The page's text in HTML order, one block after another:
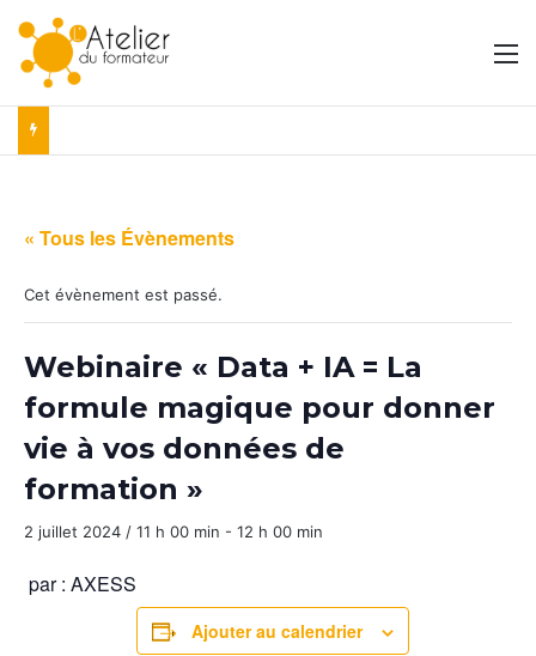
« Tous les Évènements
Cet évènement est passé.
Webinaire « Data + IA = La
formule magique pour donner
vie à vos données de
formation »
2 juillet 2024 / 11 h 00 min - 12 h 00 min
par : AXESS
Ajouter au calendrier